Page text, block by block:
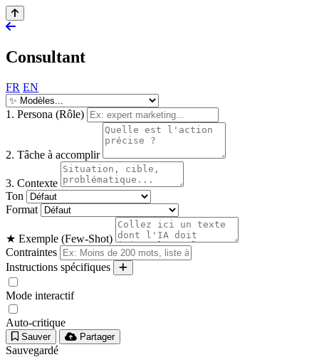
Consultant
FR EN
1. Persona (Rôle)
2. Tâche à accomplir
3. Contexte
Ton
Format
★ Exemple (Few-Shot)
Contraintes
Instructions spécifiques
Mode interactif
Auto-critique
Sauver Partager
Sauvegardé